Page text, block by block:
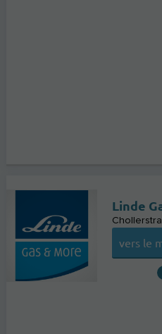
vers le